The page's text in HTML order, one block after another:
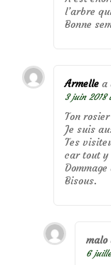
l’arbre
Bonne
Armelle a
3 juin 2018
Ton
Je suis
Tes
car tout y
Bisous.
malo
6